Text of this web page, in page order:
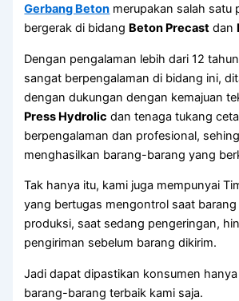
Gerbang Beton merupakan salah satu
bergerak di bidang Beton Precast dan
Dengan pengalaman lebih dari 12
sangat berpengalaman di bidang ini,
dengan dukungan dengan kemajuan
Press Hydrolic dan tenaga tukang
berpengalaman dan profesional,
menghasilkan barang-barang yang
Tak hanya itu, kami juga mempunyai
yang bertugas mengontrol saat
produksi, saat sedang pengeringan,
pengiriman sebelum barang dikirim.
Jadi dapat dipastikan konsumen
barang-barang terbaik kami saja.